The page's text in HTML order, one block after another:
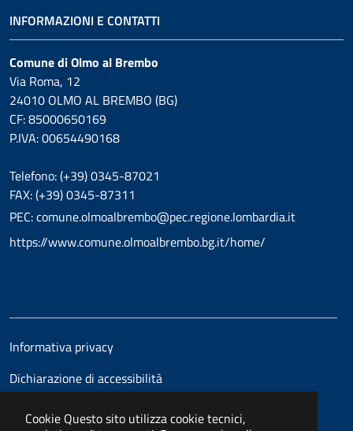
Cookie Questo sito utilizza cookie tecnici,
INFORMAZIONI E CONTATTI
Comune di Olmo al Brembo
Via Roma, 12
24010 OLMO AL BREMBO (BG)
CF: 85000650169
P.IVA: 00654490168
Telefono: (+39) 0345-87021
FAX: (+39) 0345-87311
PEC: comune.olmoalbrembo@pec.regione.lombardia.it
https://www.comune.olmoalbrembo.bg.it/home/
Informativa privacy
Dichiarazione di accessibilità